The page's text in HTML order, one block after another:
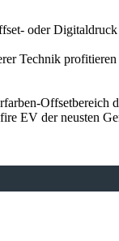
oder
Technik
EV der neusten